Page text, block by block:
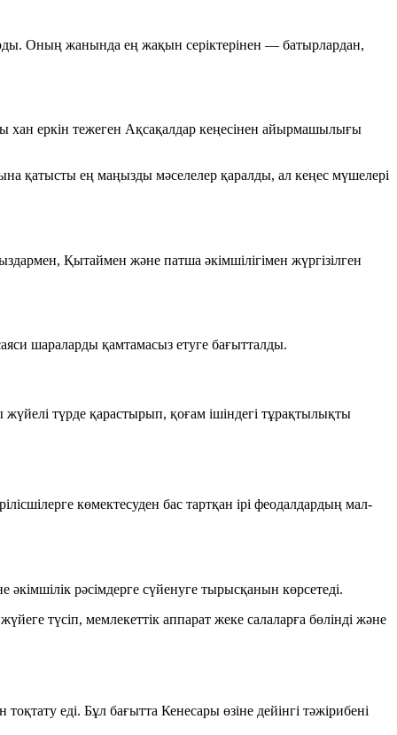
Оның жанында ең жақын серіктерінен — батырлардан,
хан еркін тежеген Ақсақалдар кеңесінен айырмашылығы
қатысты ең маңызды мәселелер қаралды, ал кеңес мүшелері
Қытаймен және патша әкімшілігімен жүргізілген
шараларды қамтамасыз етуге бағытталды.
түрде қарастырып, қоғам ішіндегі тұрақтылықты
көмектесуден бас тартқан ірі феодалдардың мал-
рәсімдерге сүйенуге тырысқанын көрсетеді.
түсіп, мемлекеттік аппарат жеке салаларға бөлінді және
еді. Бұл бағытта Кенесары өзіне дейінгі тәжірибені